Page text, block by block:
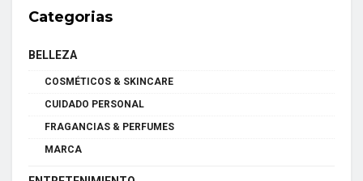
Categorias
BELLEZA
COSMÉTICOS & SKINCARE
CUIDADO PERSONAL
FRAGANCIAS & PERFUMES
MARCA